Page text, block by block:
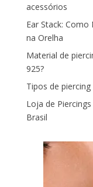
acessórios
Ear Stack:
na Orelha
Material de
925?
Tipos de
Loja de
Brasil